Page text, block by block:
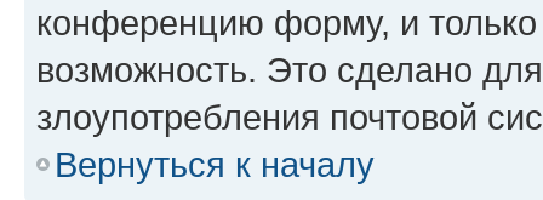
конференцию форму, и
возможность. Это сделано
злоупотребления почтовой
Вернуться к началу